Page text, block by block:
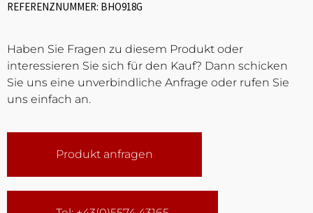
REFERENZNUMMER: BHO918G
Haben Sie Fragen zu diesem Produkt oder
interessieren Sie sich für den Kauf? Dann schicken
Sie uns eine unverbindliche Anfrage oder rufen Sie
uns einfach an.
Produkt anfragen